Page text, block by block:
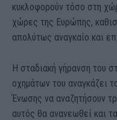
κυκλοφορούν τόσο στη
χώρες της Ευρώπης,
απολύτως αναγκαίο και
Η σταδιακή γήρανση του
οχημάτων του αναγκάζει
Ένωσης να αναζητήσουν
αυτός θα ανανεωθεί και